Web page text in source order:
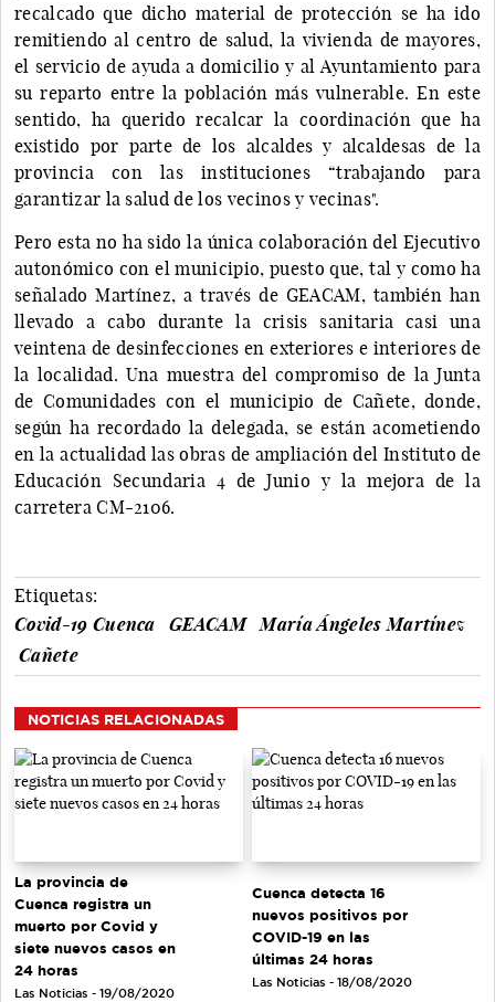
recalcado que dicho material de protección se ha ido
remitiendo al centro de salud, la vivienda de mayores,
el servicio de ayuda a domicilio y al Ayuntamiento para
su reparto entre la población más vulnerable. En este
sentido, ha querido recalcar la coordinación que ha
existido por parte de los alcaldes y alcaldesas de la
provincia con las instituciones “trabajando para
garantizar la salud de los vecinos y vecinas".
Pero esta no ha sido la única colaboración del Ejecutivo
autonómico con el municipio, puesto que, tal y como ha
señalado Martínez, a través de GEACAM, también han
llevado a cabo durante la crisis sanitaria casi una
veintena de desinfecciones en exteriores e interiores de
la localidad. Una muestra del compromiso de la Junta
de Comunidades con el municipio de Cañete, donde,
según ha recordado la delegada, se están acometiendo
en la actualidad las obras de ampliación del Instituto de
Educación Secundaria 4 de Junio y la mejora de la
carretera CM-2106.
Etiquetas:
Covid-19 Cuenca
GEACAM
María Ángeles Martínez
Cañete
NOTICIAS RELACIONADAS
La provincia de
Cuenca registra un
muerto por Covid y
siete nuevos casos en
24 horas
Las Noticias - 19/08/2020
Cuenca detecta 16
nuevos positivos por
COVID-19 en las
últimas 24 horas
Las Noticias - 18/08/2020